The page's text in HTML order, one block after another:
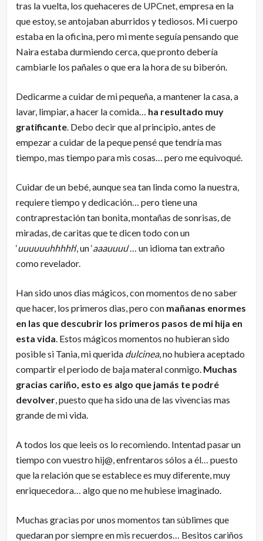
tras la vuelta, los quehaceres de UPCnet, empresa en la
que estoy, se antojaban aburridos y tediosos. Mi cuerpo
estaba en la oficina, pero mi mente seguía pensando que
Naira estaba durmiendo cerca, que pronto debería
cambiarle los pañales o que era la hora de su biberón.
Dedicarme a cuidar de mi pequeña, a mantener la casa, a
lavar, limpiar, a hacer la comida… ha resultado muy
gratificante. Debo decir que al principio, antes de
empezar a cuidar de la peque pensé que tendría mas
tiempo, mas tiempo para mis cosas… pero me equivoqué.
Cuidar de un bebé, aunque sea tan linda como la nuestra,
requiere tiempo y dedicación… pero tiene una
contraprestación tan bonita, montañas de sonrisas, de
miradas, de caritas que te dicen todo con un
‘uuuuuuhhhhh‘, un ‘aaauuuu‘… un idioma tan extraño
como revelador.
Han sido unos dias mágicos, con momentos de no saber
que hacer, los primeros dias, pero con mañanas enormes
en las que descubrir los primeros pasos de mi hija en
esta vida. Estos mágicos momentos no hubieran sido
posible si Tania, mi querida dulcinea, no hubiera aceptado
compartir el periodo de baja materal conmigo. Muchas
gracias cariño, esto es algo que jamás te podré
devolver, puesto que ha sido una de las vivencias mas
grande de mi vida.
A todos los que leeis os lo recomiendo. Intentad pasar un
tiempo con vuestro hij@, enfrentaros sólos a él… puesto
que la relación que se establece es muy diferente, muy
enriquecedora… algo que no me hubiese imaginado.
Muchas gracias por unos momentos tan súblimes que
quedaran por siempre en mis recuerdos… Besitos cariños